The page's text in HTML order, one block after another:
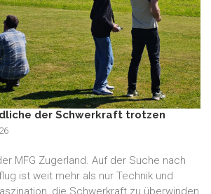
der Schwerkraft trotzen
MFG Zugerland. Auf der Suche nach
ist weit mehr als nur Technik und
die Schwerkraft zu überwinden